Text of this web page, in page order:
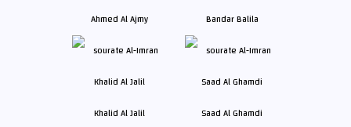
Ahmed Al Ajmy Bandar Balila
Khalid Al Jalil Saad Al Ghamdi